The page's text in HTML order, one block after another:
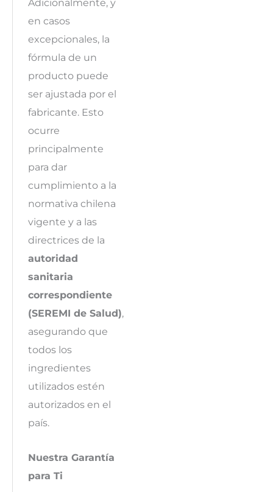
Adicionalmente, y
en casos
excepcionales, la
fórmula de un
producto puede
ser ajustada por el
fabricante. Esto
ocurre
principalmente
para dar
cumplimiento a la
normativa chilena
vigente y a las
directrices de la
autoridad
sanitaria
correspondiente
(SEREMI de Salud),
asegurando que
todos los
ingredientes
utilizados estén
autorizados en el
país.
Nuestra Garantía
para Ti